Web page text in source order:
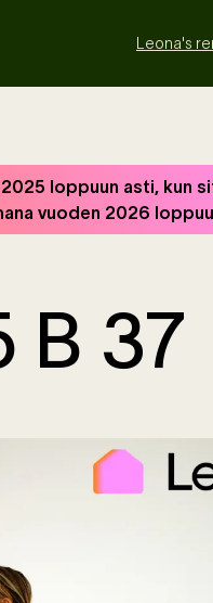
Leona's
loppuun asti, kun
vuoden 2026
B 37